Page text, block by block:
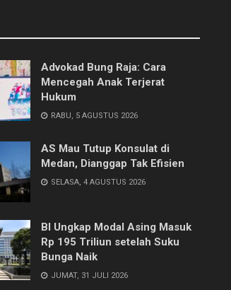
Advokad Bung Raja: Cara
Mencegah Anak Terjerat
Hukum
RABU, 5 AGUSTUS 2026
AS Mau Tutup Konsulat di
Medan, Dianggap Tak Efisien
SELASA, 4 AGUSTUS 2026
BI Ungkap Modal Asing Masuk
Rp 195 Triliun setelah Suku
Bunga Naik
JUMAT, 31 JULI 2026